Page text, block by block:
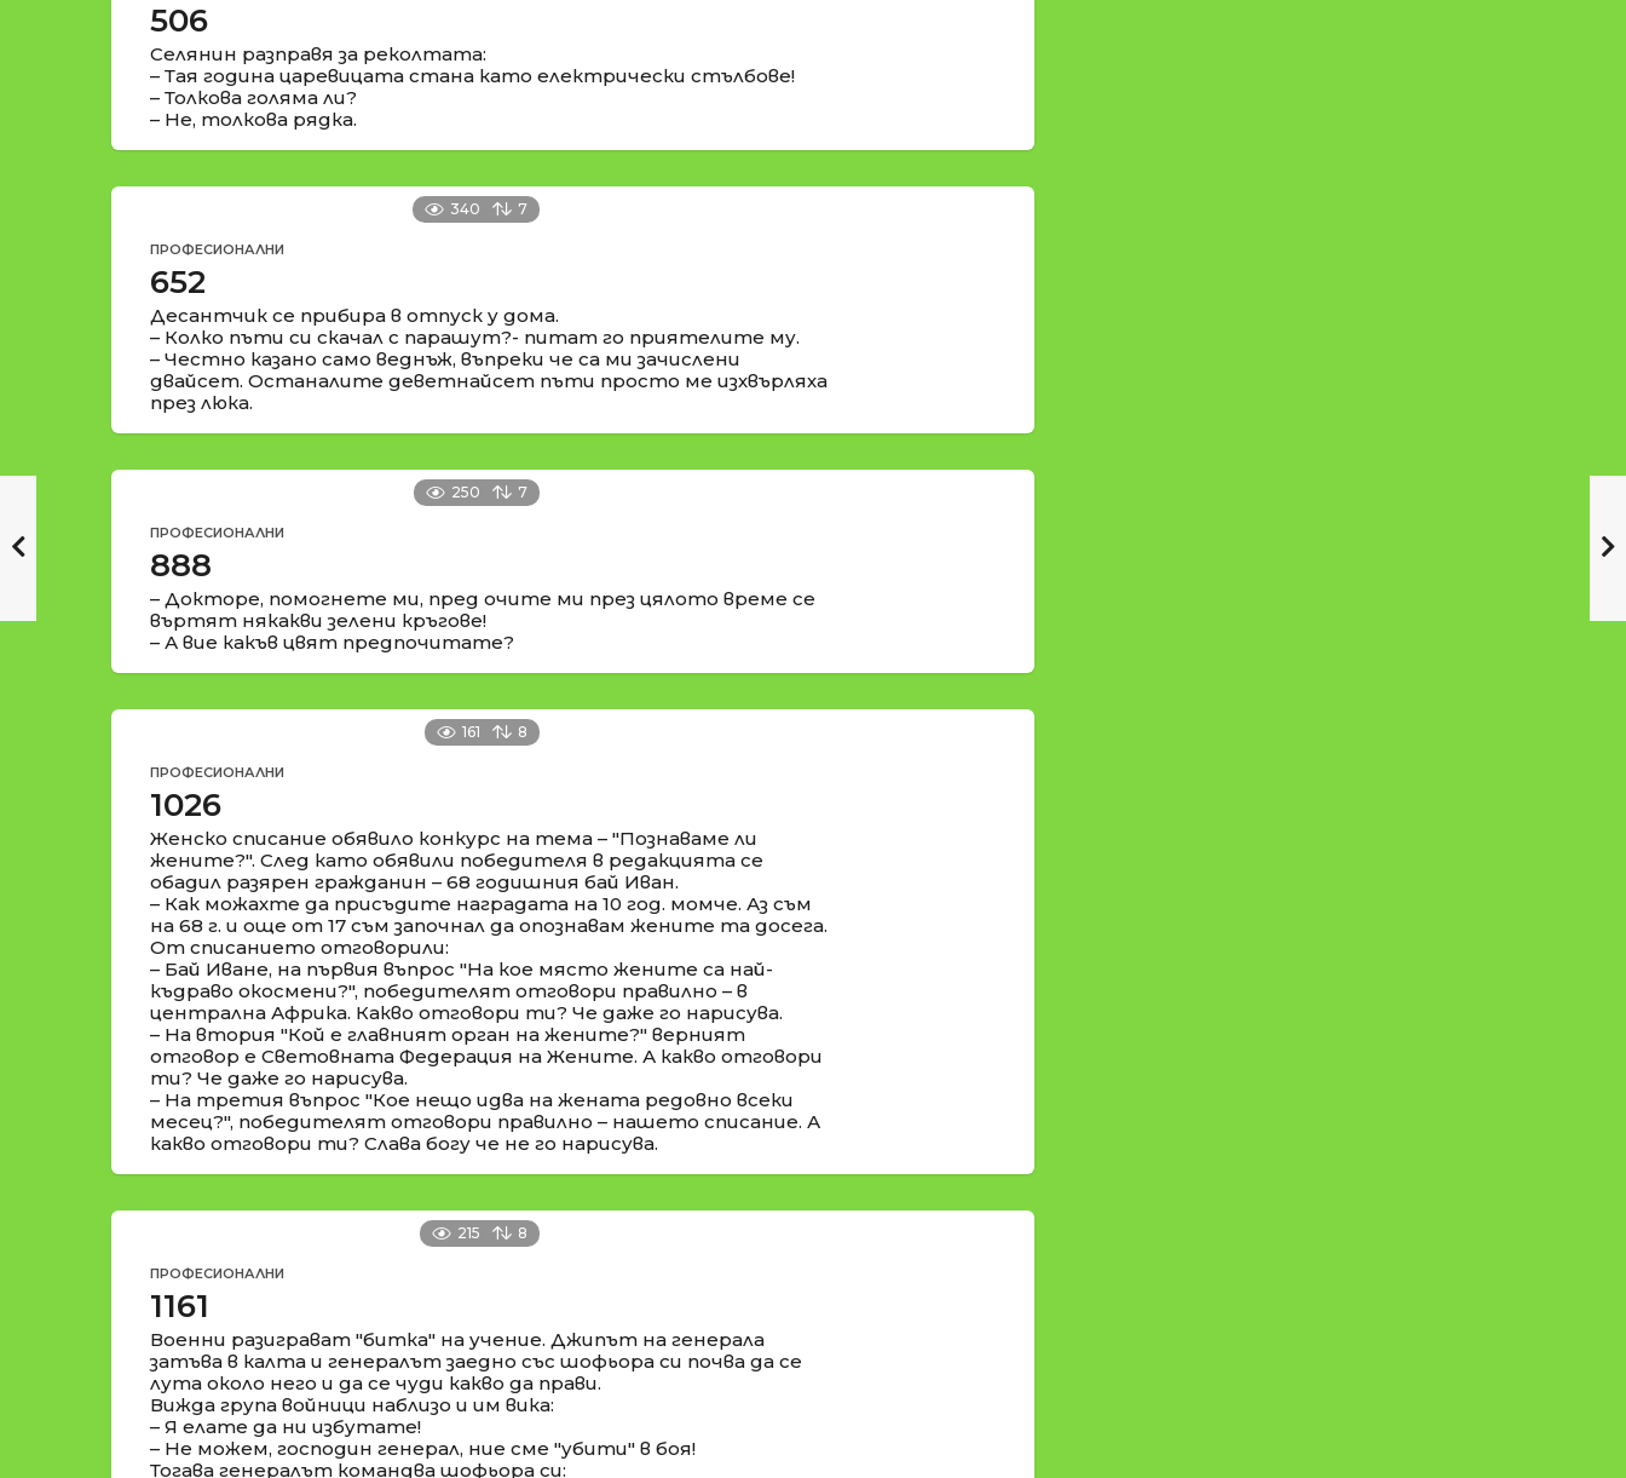
506
Селянин разправя за реколтата:
– Тая година царевицата стана като електрически стълбове!
– Толкова голяма ли?
– Не, толкова рядка.
340 7
ПРОФЕСИОНАЛНИ
652
Десантчик се прибира в отпуск у дома.
– Колко пъти си скачал с парашут?- питат го приятелите му.
– Честно казано само веднъж, въпреки че са ми зачислени
двайсет. Останалите деветнайсет пъти просто ме изхвърляха
през люка.
250 7
ПРОФЕСИОНАЛНИ
888
– Докторе, помогнете ми, пред очите ми през цялото време се
въртят някакви зелени кръгове!
– А вие какъв цвят предпочитате?
161 8
ПРОФЕСИОНАЛНИ
1026
Женско списание обявило конкурс на тема – "Познаваме ли
жените?". След като обявили победителя в редакцията се
обадил разярен гражданин – 68 годишния бай Иван.
– Как можахте да присъдите наградата на 10 год. момче. Аз съм
на 68 г. и още от 17 съм започнал да опознавам жените та досега.
От списанието отговорили:
– Бай Иване, на първия въпрос "На кое място жените са най-
къдраво окосмени?", победителят отговори правилно – в
централна Африка. Какво отговори ти? Че даже го нарисува.
– На втория "Кой е главният орган на жените?" верният
отговор е Световната Федерация на Жените. А какво отговори
ти? Че даже го нарисува.
– На третия въпрос "Кое нещо идва на жената редовно всеки
месец?", победителят отговори правилно – нашето списание. А
какво отговори ти? Слава богу че не го нарисува.
215 8
ПРОФЕСИОНАЛНИ
1161
Военни разиграват "битка" на учение. Джипът на генерала
затъва в калта и генералът заедно със шофьора си почва да се
лута около него и да се чуди какво да прави.
Вижда група войници наблизо и им вика:
– Я елате да ни избутате!
– Не можем, господин генерал, ние сме "убити" в боя!
Тогава генералът командва шофьора си: